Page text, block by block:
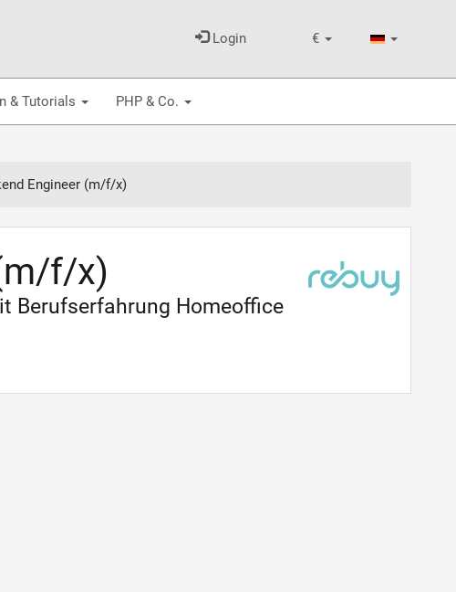
€
Login
& Tutorials PHP & Co.
Engineer (m/f/x)
f/x)
Berufserfahrung Homeoffice